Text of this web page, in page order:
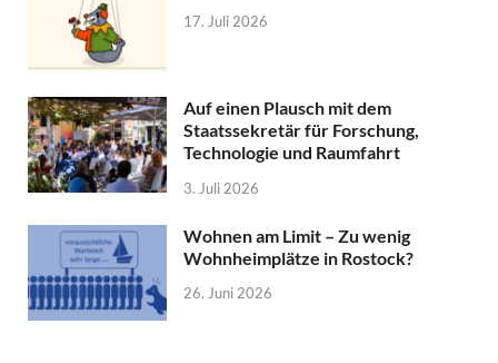
17. Juli 2026
Auf einen Plausch mit dem
Staatssekretär für Forschung,
Technologie und Raumfahrt
3. Juli 2026
Wohnen am Limit – Zu wenig
Wohnheimplätze in Rostock?
26. Juni 2026